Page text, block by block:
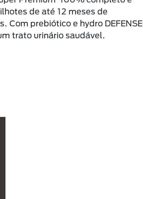
de até 12 meses de
Com prebiótico e hydro DEFENSE
trato urinário saudável.